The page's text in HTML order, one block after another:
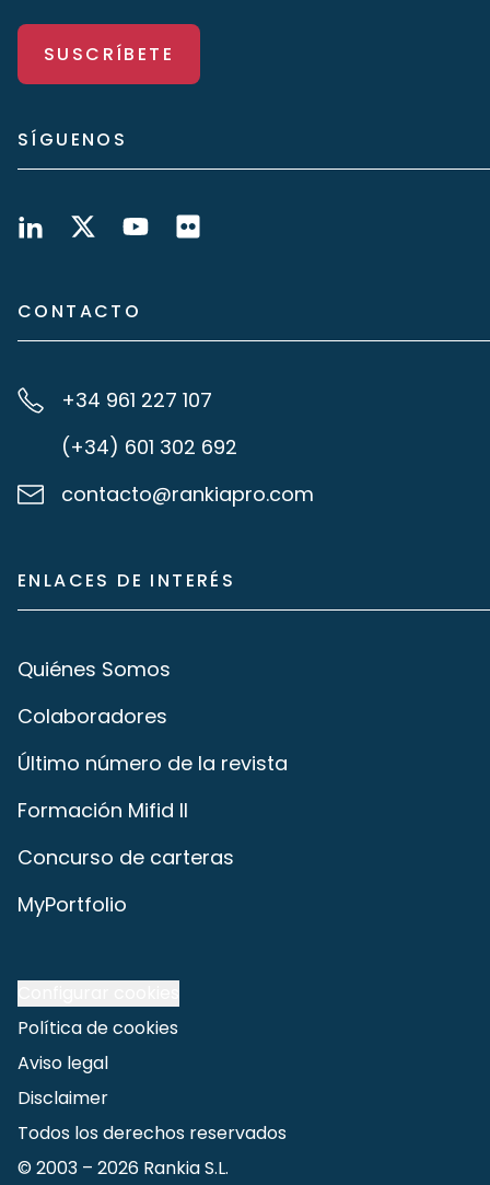
SUSCRÍBETE
SÍGUENOS
CONTACTO
+34 961 227 107
(+34) 601 302 692
contacto@rankiapro.com
ENLACES DE INTERÉS
Quiénes Somos
Colaboradores
Último número de la revista
Formación Mifid II
Concurso de carteras
MyPortfolio
Política de cookies
Aviso legal
Disclaimer
Todos los derechos reservados
© 2003 – 2026 Rankia S.L.